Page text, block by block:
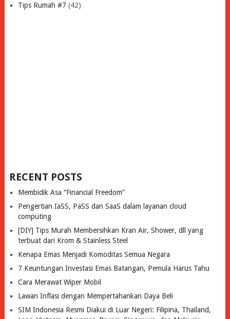
Tips Rumah #7 (42)
RECENT POSTS
Membidik Asa “Financial Freedom”
Pengertian IaSS, PaSS dan SaaS dalam layanan cloud
computing
[DIY] Tips Murah Membersihkan Kran Air, Shower, dll yang
terbuat dari Krom & Stainless Steel
Kenapa Emas Menjadi Komoditas Semua Negara
7 Keuntungan Investasi Emas Batangan, Pemula Harus Tahu
Cara Merawat Wiper Mobil
Lawan Inflasi dengan Mempertahankan Daya Beli
SIM Indonesia Resmi Diakui di Luar Negeri: Filipina, Thailand,